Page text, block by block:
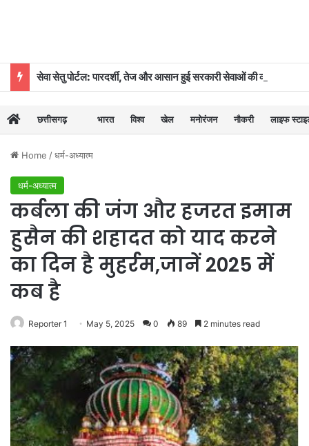
छत्तीसगढ़ भारत विश्व खेल मनोरंजन नौकरी लाइफ
Home /धर्म-अध्यात्म
धर्म-अध्यात्म
कर्बला की जंग और हजरत इमाम
हुसैन की शहादत को याद करने
का दिन है मुहर्रम,जानें 2025 में
कब है
Reporter 1 May 5, 2025 0 89 2 minutes read